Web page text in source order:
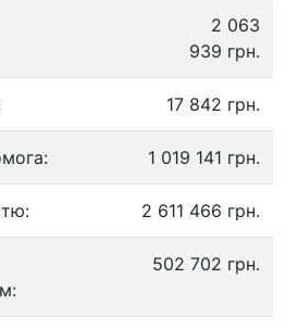
2 063
939 грн.
17 842 грн.
1 019 141 грн.
2 611 466 грн.
502 702 грн.